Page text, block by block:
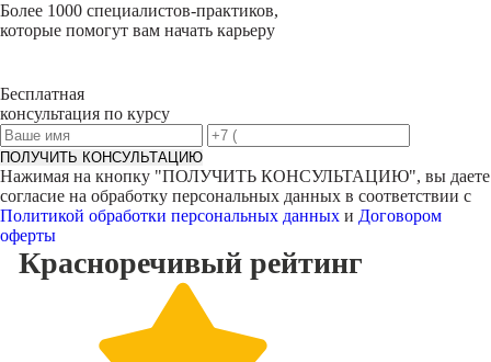
Более 1000 специалистов-практиков,
которые помогут вам начать карьеру
Бесплатная
консультация по курсу
ПОЛУЧИТЬ КОНСУЛЬТАЦИЮ
Нажимая на кнопку "ПОЛУЧИТЬ КОНСУЛЬТАЦИЮ", вы даете
согласие на обработку персональных данных в соответствии с
Политикой обработки персональных данных и Договором
оферты
Красноречивый рейтинг